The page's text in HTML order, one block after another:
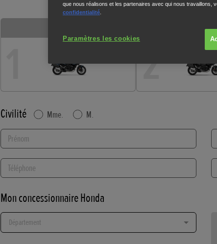
NT1100
2
Civilité Mme. M.
Prénom
Téléphone
Mon concessionnaire Honda
Département...
que nous réalisons et les partenaires avec qui nous travaillons,
confidentialité
Paramètres les cookies